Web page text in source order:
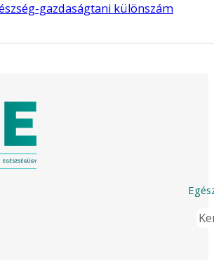
gazdaságtani különszám